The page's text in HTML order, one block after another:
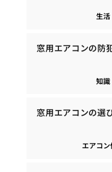
生活
窓用エアコンの防
知識
窓用エアコンの選
エアコ